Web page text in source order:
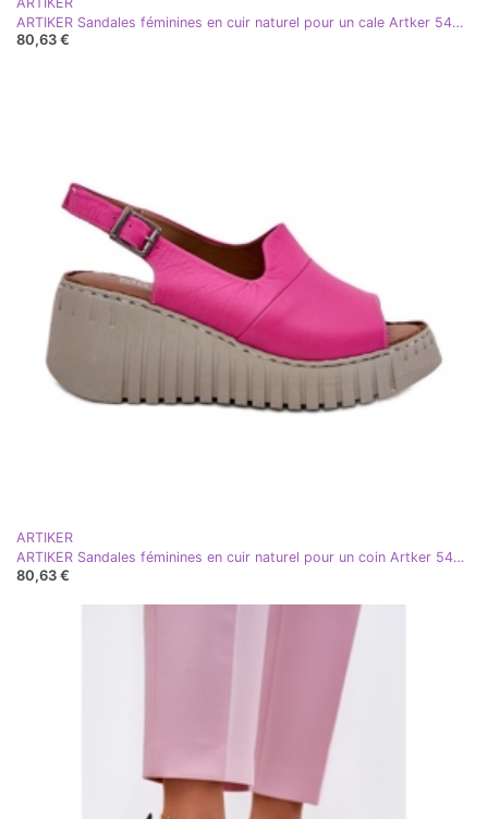
ARTIKER Sandales féminines en cuir naturel pour un cale Artker 54C0788 BEIGE DARK
80,63 €
ARTIKER
ARTIKER Sandales féminines en cuir naturel pour un coin Artker 54C0789 Fuchsia rose
80,63 €